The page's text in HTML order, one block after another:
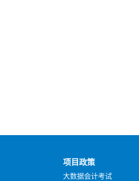
项目政策
大数据会计考试